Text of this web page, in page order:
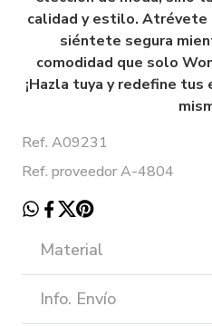
calidad y estilo. Atrévete
siéntete segura
comodidad que solo
¡Hazla tuya y redefine
Ref. A09231
Ref. proveedor A-4804
Material
Info. Envío